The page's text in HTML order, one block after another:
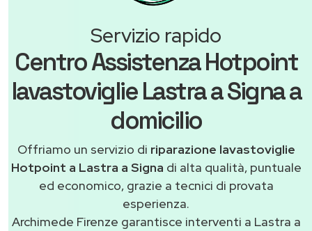
Servizio rapido
Centro Assistenza Hotpoint
lavastoviglie Lastra a Signa a
domicilio
Offriamo un servizio di riparazione lavastoviglie
Hotpoint a Lastra a Signa di alta qualità, puntuale
ed economico, grazie a tecnici di provata
esperienza.
Archimede Firenze garantisce interventi a Lastra a